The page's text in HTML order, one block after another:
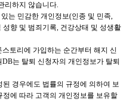
리하지 않습니다.
는 민감한 개인정보(인종 및 민족,
성향 및 범죄기록, 건강상태 및 성생활
토리에 가입하는 순간부터 해지 신
는 탈퇴 신청자의 개인정보가 탈퇴
경우에도 법률의 규정에 의하여 보
정에 따라 고객의 개인정보를 보유할